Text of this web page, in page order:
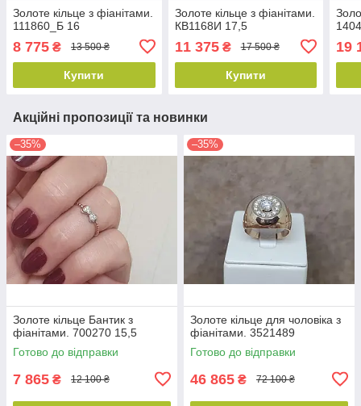
Золоте кільце з фіанітами.
111860_Б 16
8 775 ₴ 13 500 ₴
Купити
Золоте кільце з фіанітами.
КВ1168И 17,5
11 375₴ 17 500 ₴
Купити
19
Акційні пропозиції та новинки
–35%
Золоте кільце Бантик з
фіанітами. 700270 15,5
Готово до відправки
7 865 ₴ 12 100 ₴
–35%
Золоте кільце для чоловіка з
фіанітами. 3521489
Готово до відправки
46 865 ₴ 72 100 ₴